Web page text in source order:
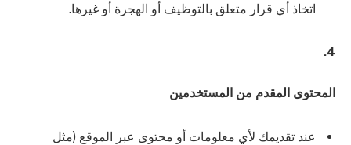
اتخاذ أي قرار متعلق بالتوظيف أو الهجرة أو غيرها.
4.
المحتوى المقدم من المستخدمين
عند تقديمك لأي معلومات أو محتوى عبر الموقع (مثل